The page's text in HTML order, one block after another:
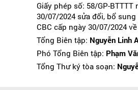
Giấy phép số: 58/GP-
30/07/2024 sửa đổi, bổ sung
CBC cấp ngày 30/07/2024
Tổng Biên tập: Nguyễn Linh
Phó Tổng Biên tập: Phạm
Tổng Thư ký tòa soạn: